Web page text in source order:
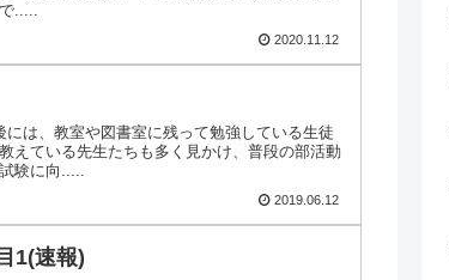
.....
2020.11.12
は、教室や図書室に残って勉強している生徒
えている先生たちも多く見かけ、普段の部活動
験に向.....
2019.06.12
1(速報)